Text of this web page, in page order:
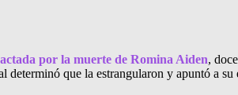
por la muerte de Romina Aiden,
que la estrangularon y apuntó a